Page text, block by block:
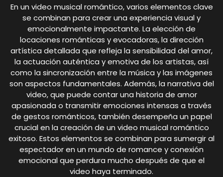
En un video musical romántico, varios elementos clave
se combinan para crear una experiencia visual y
emocionalmente impactante. La elección de
locaciones románticas y evocadoras, la dirección
artística detallada que refleja la sensibilidad del amor,
la actuación auténtica y emotiva de los artistas, así
como la sincronización entre la música y las imágenes
son aspectos fundamentales. Además, la narrativa del
video, que puede contar una historia de amor
apasionada o transmitir emociones intensas a través
de gestos románticos, también desempeña un papel
crucial en la creación de un video musical romántico
exitoso. Estos elementos se combinan para sumergir al
espectador en un mundo de romance y conexión
emocional que perdura mucho después de que el
video haya terminado.